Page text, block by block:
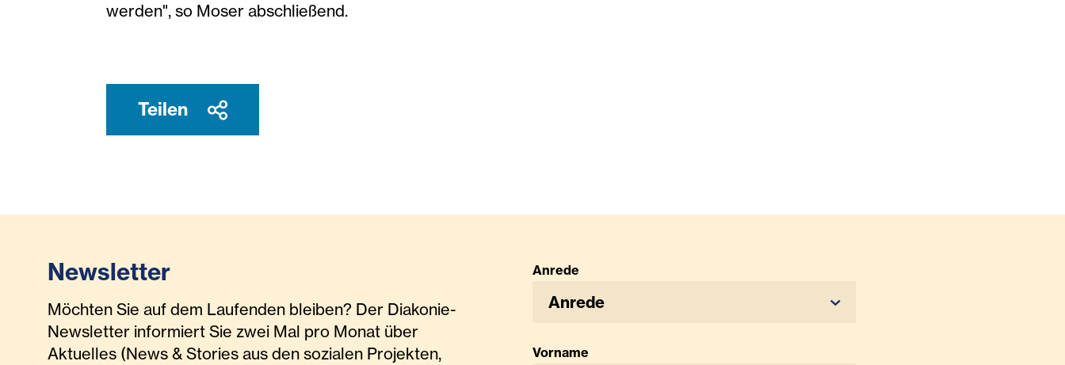
werden", so Moser abschließend.
Teilen
Newsletter
Möchten Sie auf dem Laufenden bleiben? Der Diakonie-
Newsletter informiert Sie zwei Mal pro Monat über
Aktuelles (News & Stories aus den sozialen Projekten,
Anrede
Anrede
Vorname